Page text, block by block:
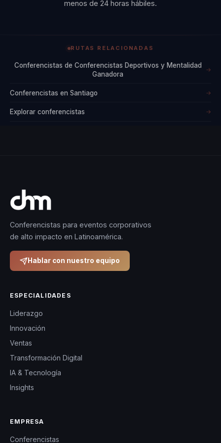
y profesionales
prácticas para
alcanzar el éxito.
Nahila no solo
que con dedicación y
esfuerzo, cualquier
meta es alcanzable.
menos de 24 horas hábiles.
RUTAS RELACIONADAS
Conferencistas de Conferencistas Deportivos y Mentalidad
Ganadora
→
Conferencistas en Santiago →
Explorar conferencistas →
Conferencistas para eventos corporativos
de alto impacto en Latinoamérica.
Hablar con nuestro equipo
ESPECIALIDADES
Liderazgo
Innovación
Ventas
Transformación Digital
IA & Tecnología
Insights
EMPRESA
Conferencistas